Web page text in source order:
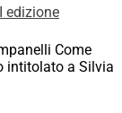
edizione
Come
intitolato a Silvia